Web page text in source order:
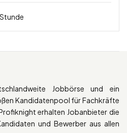
Jobbörse und ein
Kandidatenpool für Fachkräfte
erhalten Jobanbieter die
und Bewerber aus allen